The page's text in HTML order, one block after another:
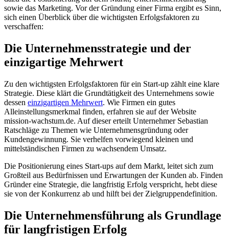
sowie das Marketing. Vor der Gründung einer Firma ergibt es Sinn,
sich einen Überblick über die wichtigsten Erfolgsfaktoren zu
verschaffen:
Die Unternehmensstrategie und der
einzigartige Mehrwert
Zu den wichtigsten Erfolgsfaktoren für ein Start-up zählt eine klare
Strategie. Diese klärt die Grundtätigkeit des Unternehmens sowie
dessen einzigartigen Mehrwert. Wie Firmen ein gutes
Alleinstellungsmerkmal finden, erfahren sie auf der Website
mission-wachstum.de. Auf dieser erteilt Unternehmer Sebastian
Ratschläge zu Themen wie Unternehmensgründung oder
Kundengewinnung. Sie verhelfen vorwiegend kleinen und
mittelständischen Firmen zu wachsendem Umsatz.
Die Positionierung eines Start-ups auf dem Markt, leitet sich zum
Großteil aus Bedürfnissen und Erwartungen der Kunden ab. Finden
Gründer eine Strategie, die langfristig Erfolg verspricht, hebt diese
sie von der Konkurrenz ab und hilft bei der Zielgruppendefinition.
Die Unternehmensführung als Grundlage
für langfristigen Erfolg